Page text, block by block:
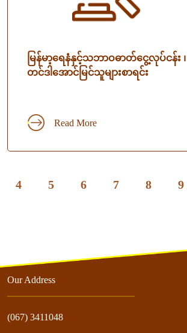
မြန်မာ့ရေနံနှင့်သဘာဝဓာတ်ငွေ့လုပ်ငန်း ၊
တင်ဒါအောင်မြင်သူများစာရင်း
Read More
4 5 6 7 8 9
Our Address
(067) 3411048